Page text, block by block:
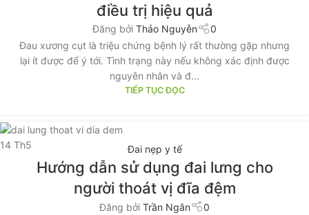
điều trị hiệu quả
Đăng bởi Thảo Nguyễn
0
Đau xương cụt là triệu chứng bệnh lý rất thường gặp nhưng
lại ít được để ý tới. Tình trạng này nếu không xác định được
nguyên nhân và đ...
TIẾP TỤC ĐỌC
14 Th5 Đai nẹp y tế
Hướng dẫn sử dụng đai lưng cho
người thoát vị đĩa đệm
Đăng bởi Trần Ngân
0